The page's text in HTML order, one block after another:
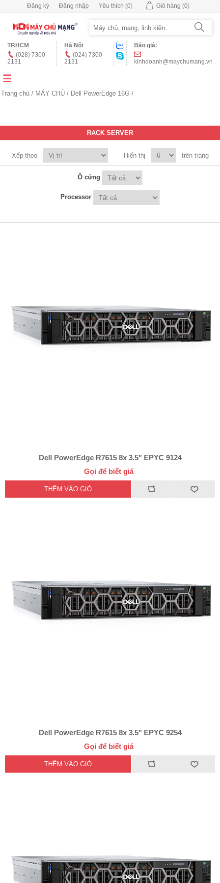
Đăng ký Đăng nhập Yêu thích (0) Giỏ hàng (0)
TP.HCM
(028) 7300
2131
Hà Nội
(024) 7300
2131
Báo giá:
kinhdoanh@maychumang.vn
Trang chủ / MÁY CHỦ / Dell PowerEdge 16G /
RACK SERVER
Xếp theo Hiển thị trên trang
Ổ cứng
Processor
Dell PowerEdge R7615 8x 3.5" EPYC 9124
Gọi để biết giá
Dell PowerEdge R7615 8x 3.5" EPYC 9254
Gọi để biết giá